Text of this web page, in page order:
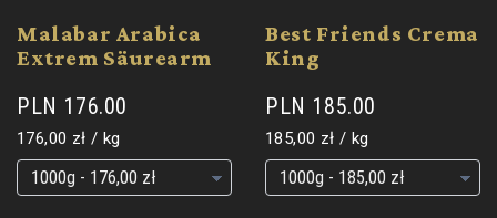
Malabar Arabica
Extrem Säurearm
PLN 176.00
Grundpreis
176,00 zł / pro
kg
Grundpreis
Grundpreis
Best Friends Crema
King
PLN 185.00
Grundpreis
185,00 zł / pro
kg
Grundpreis
Grundpreis